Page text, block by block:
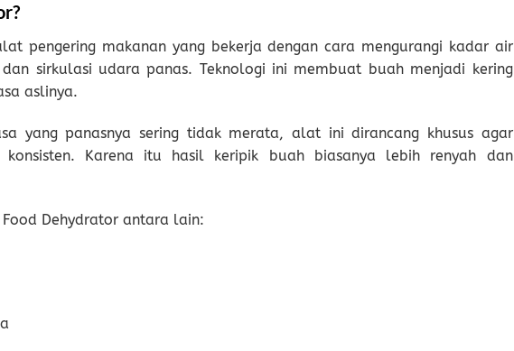
pengering makanan yang bekerja dengan cara mengurangi kadar air
sirkulasi udara panas. Teknologi ini membuat buah menjadi kering
aslinya.
yang panasnya sering tidak merata, alat ini dirancang khusus agar
konsisten. Karena itu hasil keripik buah biasanya lebih renyah dan
Dehydrator antara lain: